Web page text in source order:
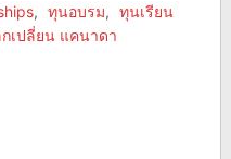
, ทุนอบรม, ทุนเรียน
เปลี่ยน แคนาดา